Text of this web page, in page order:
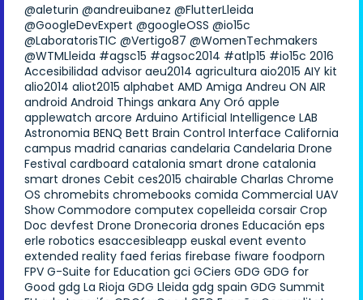
@aleturin @andreuibanez @FlutterLleida
@GoogleDevExpert @googleOSS @io15c
@LaboratorisTIC @Vertigo87 @WomenTechmakers
@WTMLleida #agsc15 #agsoc2014 #atlp15 #io15c 2016
Accesibilidad advisor aeu2014 agricultura aio2015 AIY kit
alio2014 aliot2015 alphabet AMD Amiga Andreu ON AIR
android Android Things ankara Any Oró apple
applewatch arcore Arduino Artificial Intelligence LAB
Astronomia BENQ Bett Brain Control Interface California
campus madrid canarias candelaria Candelaria Drone
Festival cardboard catalonia smart drone catalonia
smart drones Cebit ces2015 chairable Charlas Chrome
OS chromebits chromebooks comida Commercial UAV
Show Commodore computex copelleida corsair Crop
Doc devfest Drone Dronecoria drones Educación eps
erle robotics esaccesibleapp euskal event evento
extended reality faed ferias firebase fiware foodporn
FPV G-Suite for Education gci GCiers GDG GDG for
Good gdg La Rioja GDG Lleida gdg spain GDG Summit